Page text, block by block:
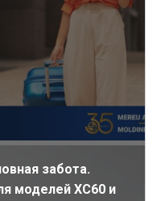
забота.
моделей XC60 и